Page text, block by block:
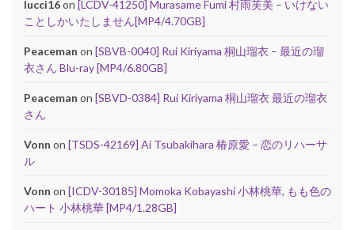
lucci16on [LCDV-41250] Murasame Fumi 村雨芙美 – いけない
ことしかいたしません[MP4/4.70GB]
Peaceman on [SBVB-0040] Rui Kiriyama 桐山瑠衣 – 最近の瑠
衣さん Blu-ray [MP4/6.80GB]
Peaceman on [SBVD-0384] Rui Kiriyama 桐山瑠衣 最近の瑠衣
さん
Vonn on [TSDS-42169] Ai Tsubakihara 椿原愛 – 恋のリハーサ
ル
Vonn on [ICDV-30185] Momoka Kobayashi 小林桃華, もも色の
ハート 小林桃華 [MP4/1.28GB]